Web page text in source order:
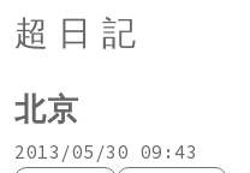
超日記
北京
2013/05/30 09:43